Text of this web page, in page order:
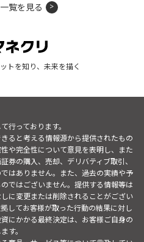
覧を見る
トを知り、未来を描く
行っております。
ると考える情報源から提供されたもの
や完全性について意見を表明し、また
券の購入、売却、デリバティブ取引、
はありません。また、過去の実績や予
ではございません。提供する情報等は
に変更または削除されることがござい
してお客様が取った行動の結果に対し
にかかる最終決定は、お客様ご自身の
す。